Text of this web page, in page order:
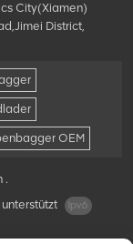
City(Xiamen)
District,
OEM
.